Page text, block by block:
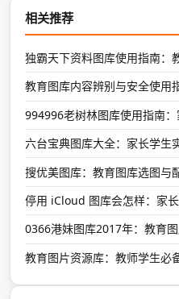
相关推荐
独霸天下资料图库使用指南：
教育图库内容辨别与安全使用
994996老树林图库使用指南
六台宝典图库大全：家长学生
搜优美图库：教育图库选图与
停用 iCloud 图库会怎样：家
0366港妹图库2017年：教育
教育图片资源库：教师学生必